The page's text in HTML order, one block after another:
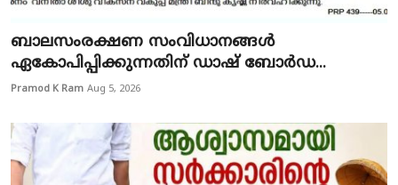
ബാലസംരക്ഷണ സംവിധാനങ്ങൾ
ഏകോപിപ്പിക്കുന്നതിന് ഡാഷ്‌ ബോർഡ...
Pramod K Ram Aug 5, 2026